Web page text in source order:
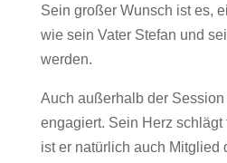
Sein großer Wunsch ist es,
wie sein Vater Stefan und
werden.
Auch außerhalb der
engagiert. Sein Herz schlägt
ist er natürlich auch Mitglied